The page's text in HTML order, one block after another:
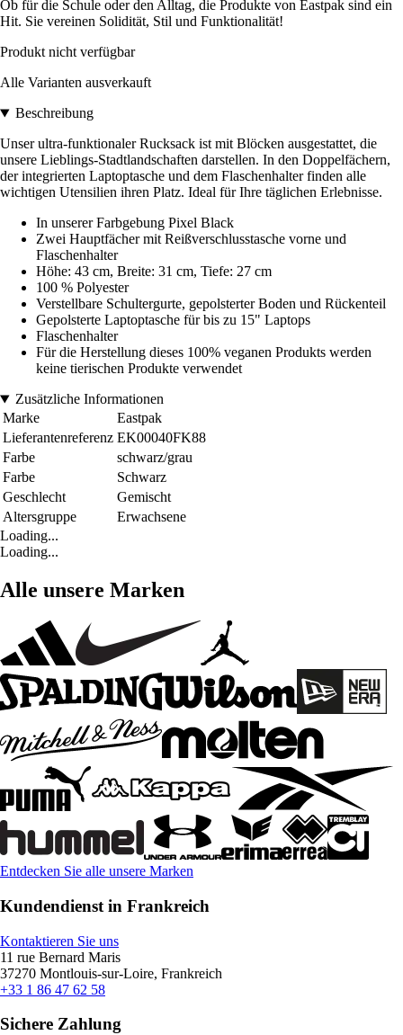
Ob für die Schule oder den Alltag, die Produkte von Eastpak sind ein
Hit. Sie vereinen Solidität, Stil und Funktionalität!
Produkt nicht verfügbar
Alle Varianten ausverkauft
Beschreibung
Unser ultra-funktionaler Rucksack ist mit Blöcken ausgestattet, die
unsere Lieblings-Stadtlandschaften darstellen. In den Doppelfächern,
der integrierten Laptoptasche und dem Flaschenhalter finden alle
wichtigen Utensilien ihren Platz. Ideal für Ihre täglichen Erlebnisse.
In unserer Farbgebung Pixel Black
Zwei Hauptfächer mit Reißverschlusstasche vorne und
Flaschenhalter
Höhe: 43 cm, Breite: 31 cm, Tiefe: 27 cm
100 % Polyester
Verstellbare Schultergurte, gepolsterter Boden und Rückenteil
Gepolsterte Laptoptasche für bis zu 15" Laptops
Flaschenhalter
Für die Herstellung dieses 100% veganen Produkts werden
keine tierischen Produkte verwendet
Zusätzliche Informationen
Marke
Eastpak
Lieferantenreferenz EK00040FK88
Farbe
schwarz/grau
Farbe
Schwarz
Geschlecht
Gemischt
Altersgruppe
Erwachsene
Loading...
Loading...
Alle unsere Marken
Entdecken Sie alle unsere Marken
Kundendienst in Frankreich
Kontaktieren Sie uns
11 rue Bernard Maris
37270 Montlouis-sur-Loire, Frankreich
+33 1 86 47 62 58
Sichere Zahlung